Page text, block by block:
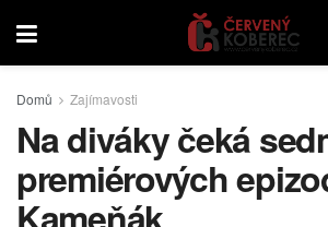
Domů Zajímavosti
Na diváky čeká
premiérových